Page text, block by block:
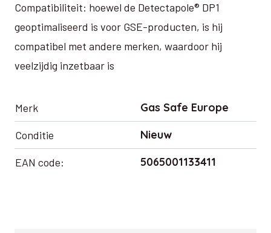
Compatibiliteit: hoewel de Detectapole® DP1
geoptimaliseerd is voor GSE-producten, is hij
compatibel met andere merken, waardoor hij
veelzijdig inzetbaar is
Merk Gas Safe Europe
Conditie Nieuw
EAN code: 5065001133411